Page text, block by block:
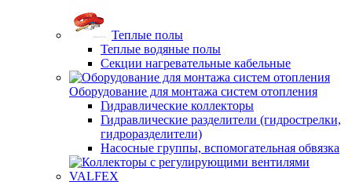
Теплые полы
Теплые водяные полы
Секции нагревательные кабельные
Оборудование для монтажа систем отопления
Гидравлические коллекторы
Гидравлические разделители (гидрострелки,
гидроразделители)
Насосные группы, вспомогательная обвязка